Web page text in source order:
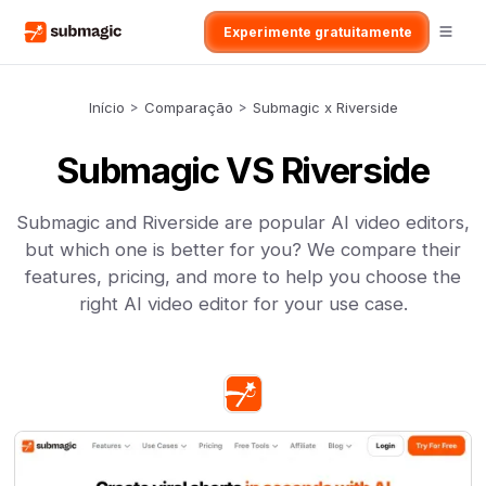
Experimente gratuitamente
Início > Comparação > Submagic x Riverside
Submagic VS Riverside
Submagic and Riverside are popular AI video editors,
but which one is better for you? We compare their
features, pricing, and more to help you choose the
right AI video editor for your use case.